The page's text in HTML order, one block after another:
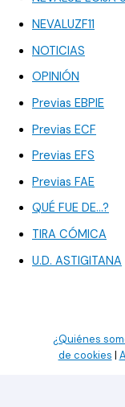
NEVALUZF11
NOTICIAS
OPINIÓN
Previas EBPIE
Previas ECF
Previas EFS
Previas FAE
QUÉ FUE DE…?
TIRA CÓMICA
U.D. ASTIGITANA
¿Quiénes
de cookies |